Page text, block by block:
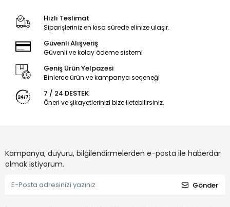
Hızlı Teslimat
Siparişleriniz en kısa sürede elinize ulaşır.
Güvenli Alışveriş
Güvenli ve kolay ödeme sistemi
Geniş Ürün Yelpazesi
Binlerce ürün ve kampanya seçeneği
7 / 24 DESTEK
Öneri ve şikayetlerinizi bize iletebilirsiniz.
Kampanya, duyuru, bilgilendirmelerden e-posta ile haberdar
olmak istiyorum.
Gönder